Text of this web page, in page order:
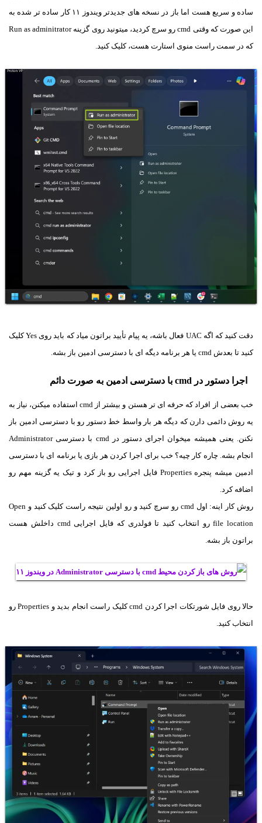
ساده و سریع هست اما باز در نسخه های جدیدتر ویندوز ۱۱ کار ساده تر شده به
این صورت که وقتی cmd رو سرچ کردید، میتونید روی گزینه Run as adminitrator
که در سمت راست منوی استارت هست، کلیک کنید.
دقت کنید که اگه UAC فعال باشه، یه پیام تأیید براتون میاد که باید روی Yes کلیک
کنید تا بعدش cmd یا هر برنامه دیگه ای با دسترسی ادمین باز بشه.
اجرا دستور در cmd با دسترسی ادمین به صورت دائم
خب بعضی از افراد که حرفه ای تر هستن و بیشتر از cmd استفاده میکنن، نیاز به
یه روش دائمی دارن که دیگه هر بار واسط خط دستور رو با دسترسی ادمین باز
نکنن. یعنی همیشه میخوان اجرای دستور در cmd با دسترسی Administrator
انجام بشه. چاره کار چیه؟ خب برای اجرا کردن هر بازی یا برنامه ای با دسترسی
ادمین میشه پنجره Properties فایل اجرایی رو باز کرد و تیک یه گزینه مهم رو
اضافه کرد.
روش کار اینه: اول cmd رو سرچ کنید و رو اولین نتیجه راست کلیک کنید و Open
file location رو انتخاب کنید تا فولدری که فایل اجرایی cmd داخلش هست
براتون باز بشه.
حالا روی فایل شورتکات اجرا کردن cmd‌ کلیک راست انجام بدید و Properties رو
انتخاب کنید.